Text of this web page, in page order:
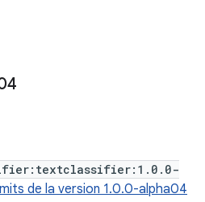
de la version 1.0.0-alpha04